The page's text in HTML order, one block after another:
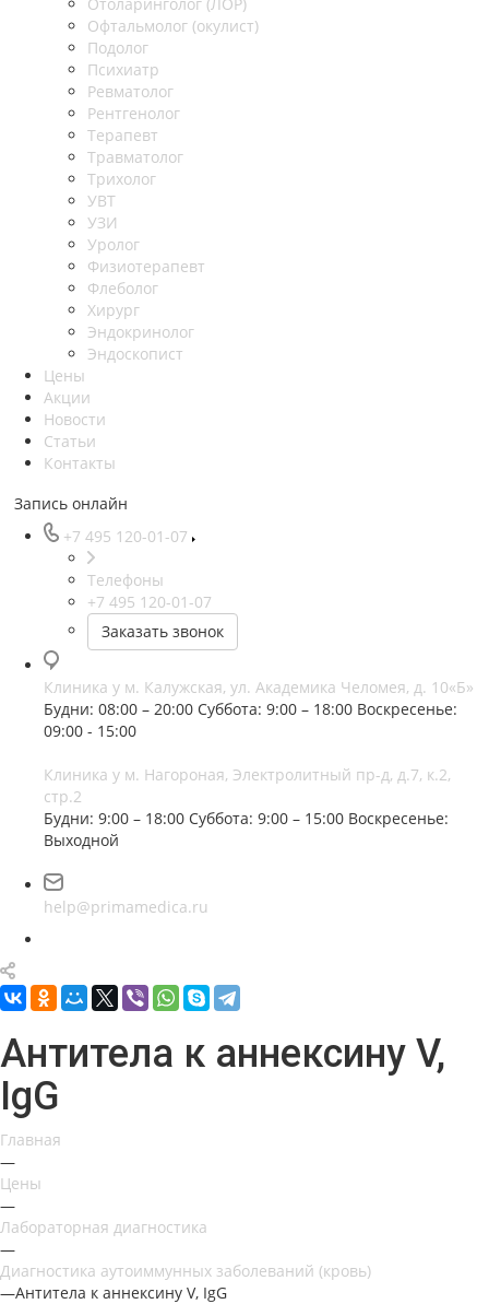
Офтальмолог (окулист)
Подолог
Психиатр
Ревматолог
Рентгенолог
Терапевт
Травматолог
Трихолог
УВТ
УЗИ
Уролог
Физиотерапевт
Флеболог
Хирург
Эндокринолог
Эндоскопист
Цены
Акции
Новости
Статьи
Контакты
Запись онлайн
+7 495 120-01-07
Телефоны
+7 495 120-01-07
Заказать звонок
Клиника у м. Калужская, ул. Академика Челомея, д. 10«Б»
Будни: 08:00 – 20:00 Суббота: 9:00 – 18:00 Воскресенье:
09:00 - 15:00
Клиника у м. Нагороная, Электролитный пр-д, д.7, к.2,
стр.2
Будни: 9:00 – 18:00 Суббота: 9:00 – 15:00 Воскресенье:
Выходной
help@primamedica.ru
Антитела к аннексину V,
IgG
Главная
—
Цены
—
Лабораторная диагностика
—
Диагностика аутоиммунных заболеваний (кровь)
—Антитела к аннексину V, IgG